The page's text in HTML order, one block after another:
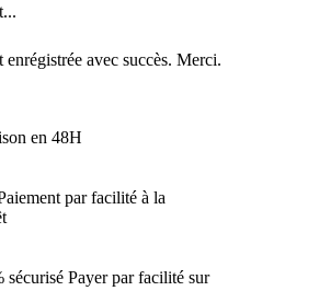
enrégistrée avec succès. Merci.
en 48H
par facilité à la
sécurisé Payer par facilité sur